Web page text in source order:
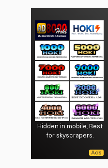
Hidden in mobile, Best
for skyscrapers.